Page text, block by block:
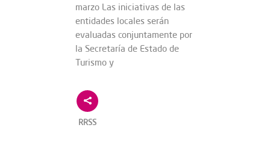
marzo Las iniciativas de las
entidades locales serán
evaluadas conjuntamente por
la Secretaría de Estado de
Turismo y
RRSS